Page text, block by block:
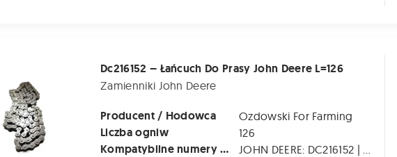
Dc216152 – Łańcuch Do Prasy John Deere L=126
Zamienniki John Deere
Producent / Hodowca Ozdowski For Farming
Liczba ogniw 126
Kompatybilne numery katalogowe